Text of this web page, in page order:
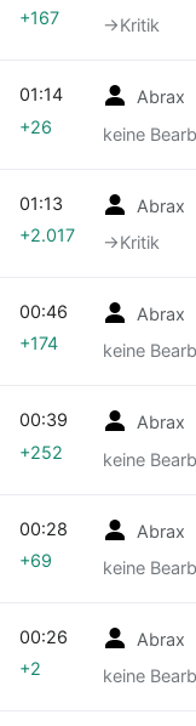
→‎Kritik
+167
Abrax
keine
01:14
+26
Abrax
→‎Kritik
01:13
+2.017
Abrax
keine
00:46
+174
Abrax
keine
00:39
+252
Abrax
keine
00:28
+69
Abrax
keine
00:26
+2